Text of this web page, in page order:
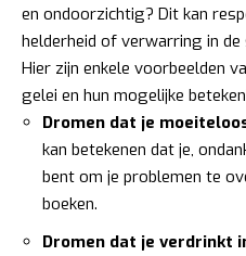
en ondoorzichtig? Dit kan
helderheid of verwarring in de
Hier zijn enkele voorbeelden
gelei en hun mogelijke
Dromen dat je
kan betekenen dat je,
bent om je problemen te
boeken.
Dromen dat je verdrinkt